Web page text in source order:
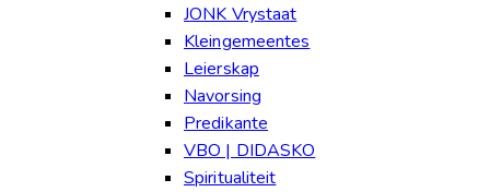
JONK Vrystaat
Kleingemeentes
Leierskap
Navorsing
Predikante
VBO | DIDASKO
Spiritualiteit